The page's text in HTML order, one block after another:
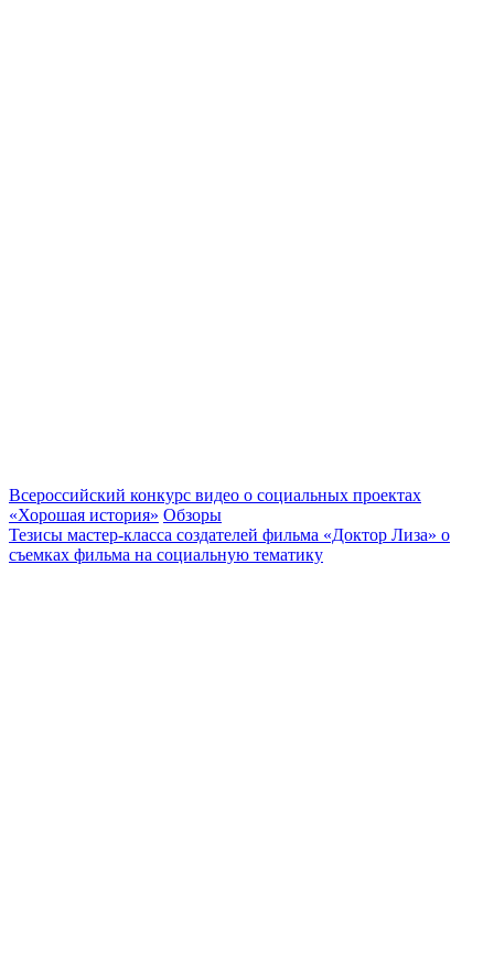
Всероссийский конкурс видео о социальных проектах
«Хорошая история» Обзоры
Тезисы мастер-класса создателей фильма «Доктор Лиза» о
съемках фильма на социальную тематику